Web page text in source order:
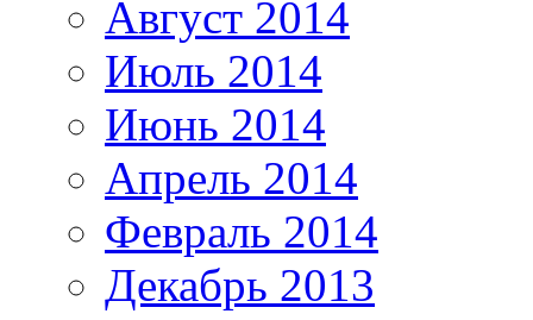
Август 2014
Июль 2014
Июнь 2014
Апрель 2014
Февраль 2014
Декабрь 2013